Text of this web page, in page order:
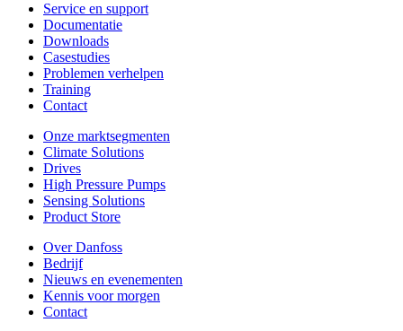
Service en support
Documentatie
Downloads
Casestudies
Problemen verhelpen
Training
Contact
Onze marktsegmenten
Climate Solutions
Drives
High Pressure Pumps
Sensing Solutions
Product Store
Over Danfoss
Bedrijf
Nieuws en evenementen
Kennis voor morgen
Contact